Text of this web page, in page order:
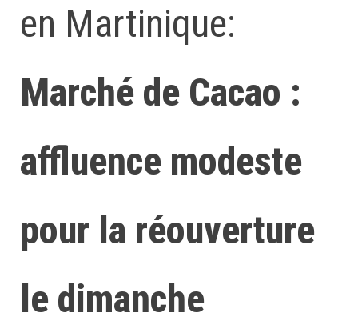
en Martinique:
Marché de Cacao :
affluence modeste
pour la réouverture
le dimanche